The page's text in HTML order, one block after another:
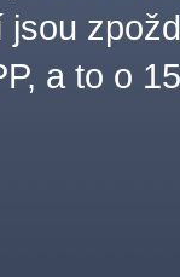
jsou
a to o